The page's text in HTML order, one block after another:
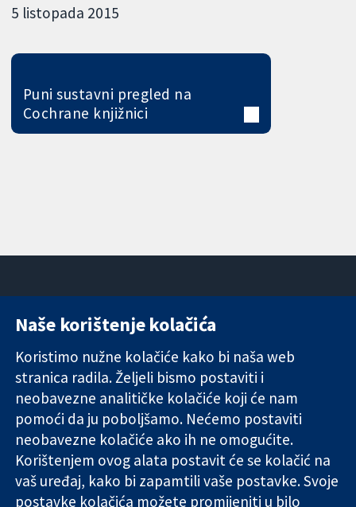
5 listopada 2015
Puni sustavni pregled na
Cochrane knjižnici
Pouzdani dokazi.
Utemeljeni
dokazi.
Bolje zdravlje.
11-13 Cavendish
London
W1G 0AN
Ujedinjeno
Kraljevstvo
Novosti
medije
O nama
Poslovi
Cochrane
Library
Naše korištenje kolačića
Koristimo nužne kolačiće kako bi naša web
stranica radila. Željeli bismo postaviti i
neobavezne analitičke kolačiće koji će nam
pomoći da ju poboljšamo. Nećemo postaviti
neobavezne kolačiće ako ih ne omogućite.
Korištenjem ovog alata postavit će se kolačić na
vaš uređaj, kako bi zapamtili vaše postavke. Svoje
postavke kolačića možete promijeniti u bilo